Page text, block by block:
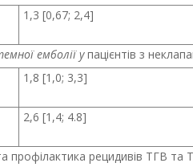
1,3 [0,67; 2,4]
емболії упацієнтів з
1,8 [1,0; 3,3]
2,6 [1,4; 4.8]
профілактика рецидивів ТГВ та